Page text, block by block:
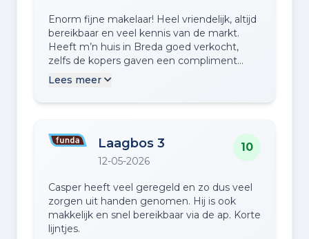
Enorm fijne makelaar! Heel vriendelijk, altijd
bereikbaar en veel kennis van de markt.
Heeft m’n huis in Breda goed verkocht,
zelfs de kopers gaven een compliment
over de leuke makelaar, maakt echt
Lees meer
Laagbos 3
12-05-2026
10
Casper heeft veel geregeld en zo dus veel
zorgen uit handen genomen. Hij is ook
makkelijk en snel bereikbaar via de ap. Korte
lijntjes.